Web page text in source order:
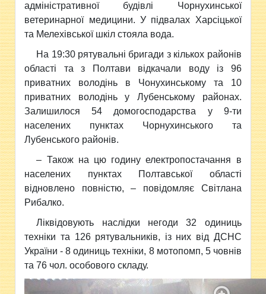
адміністративної будівлі Чорнухинської
ветеринарної медицини. У підвалах Харсіцької
та Мелехівської шкіл стояла вода.
На 19:30 рятувальні бригади з кількох районів
області та з Полтави відкачали воду із 96
приватних володінь в Чонухинському та 10
приватних володінь у Лубенському районах.
Залишилося 54 домогосподарства у 9-ти
населених пунктах Чорнухинського та
Лубенського районів.
– Також на цю годину електропостачання в
населених пунктах Полтавської області
відновлено повністю, – повідомляє Світлана
Рибалко.
Ліквідовують наслідки негоди 32 одиниць
техніки та 126 рятувальників, із них від ДСНС
України - 8 одиниць техніки, 8 мотопомп, 5 човнів
та 76 чол. особового складу.